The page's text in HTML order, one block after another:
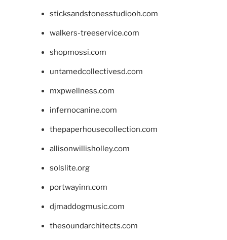
sticksandstonesstudiooh.com
walkers-treeservice.com
shopmossi.com
untamedcollectivesd.com
mxpwellness.com
infernocanine.com
thepaperhousecollection.com
allisonwillisholley.com
solslite.org
portwayinn.com
djmaddogmusic.com
thesoundarchitects.com